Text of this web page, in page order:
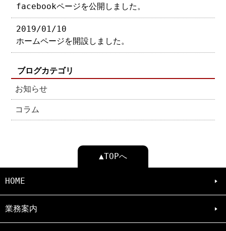
facebookページを公開しました。
2019/01/10
ホームページを開設しました。
ブログカテゴリ
お知らせ
コラム
▲TOPへ
HOME
業務案内